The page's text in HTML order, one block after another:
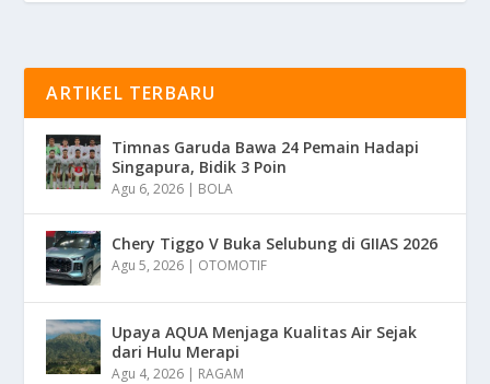
ARTIKEL TERBARU
Timnas Garuda Bawa 24 Pemain Hadapi
Singapura, Bidik 3 Poin
Agu 6, 2026 | BOLA
Chery Tiggo V Buka Selubung di GIIAS 2026
Agu 5, 2026 | OTOMOTIF
Upaya AQUA Menjaga Kualitas Air Sejak
dari Hulu Merapi
Agu 4, 2026 | RAGAM